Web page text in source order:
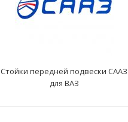
Стойки передней подвески СААЗ
для ВАЗ